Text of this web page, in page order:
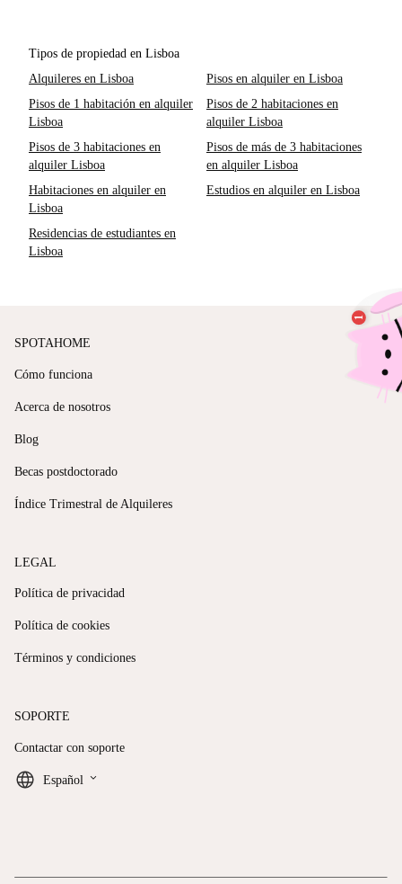
Tipos de propiedad en Lisboa
Alquileres en Lisboa
Pisos en alquiler en Lisboa
Pisos de 1 habitación en alquiler
Lisboa
Pisos de 2 habitaciones en
alquiler Lisboa
Pisos de 3 habitaciones en
alquiler Lisboa
Pisos de más de 3 habitaciones
en alquiler Lisboa
Habitaciones en alquiler en
Lisboa
Estudios en alquiler en Lisboa
Residencias de estudiantes en
Lisboa
SPOTAHOME
Cómo funciona
Acerca de nosotros
Blog
Becas postdoctorado
Índice Trimestral de Alquileres
LEGAL
Política de privacidad
Política de cookies
Términos y condiciones
SOPORTE
Contactar con soporte
Español keyboard_arrow_down